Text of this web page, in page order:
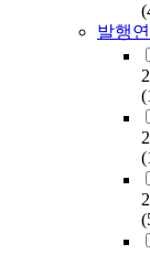
발행